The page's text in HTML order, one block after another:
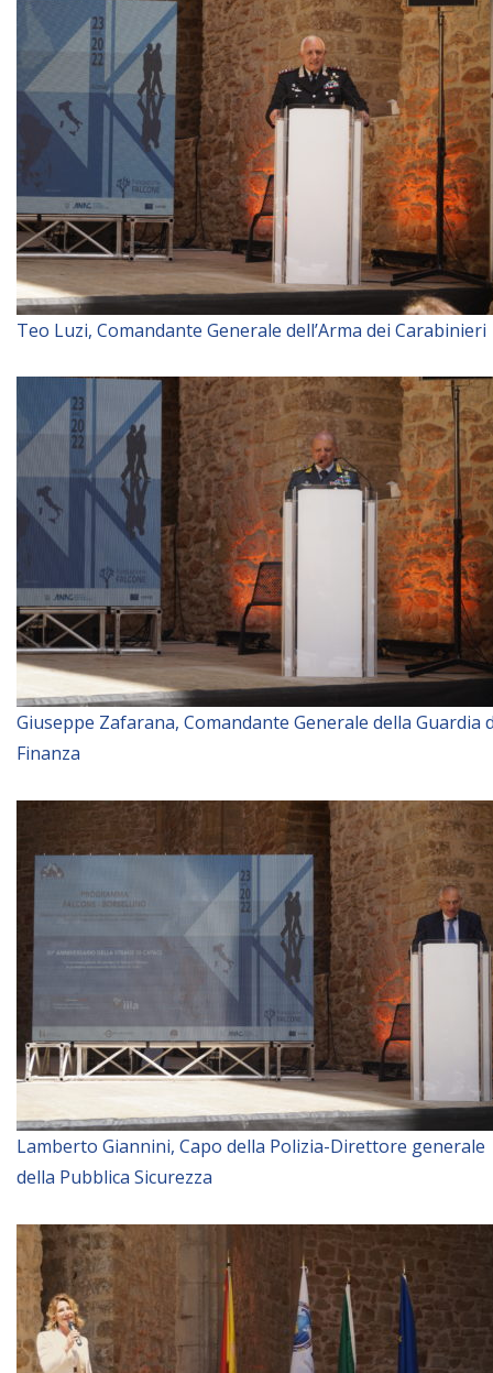
Teo Luzi, Comandante Generale dell’Arma dei Carabinieri
Giuseppe Zafarana, Comandante Generale della Guardia
Finanza
Lamberto Giannini, Capo della Polizia-Direttore generale
della Pubblica Sicurezza